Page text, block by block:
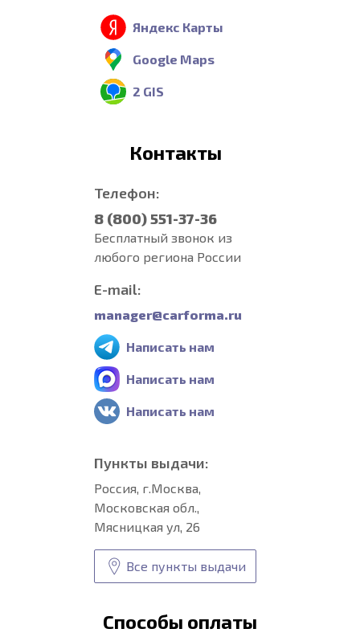
Яндекс Карты
Google Maps
2 GIS
Контакты
Телефон:
8 (800) 551-37-36
Бесплатный звонок из
любого региона России
E-mail:
manager@carforma.ru
Написать нам
Написать нам
Написать нам
Пункты выдачи:
Россия, г.Москва,
Московская обл.,
Мясницкая ул, 26
Все пункты выдачи
Способы оплаты